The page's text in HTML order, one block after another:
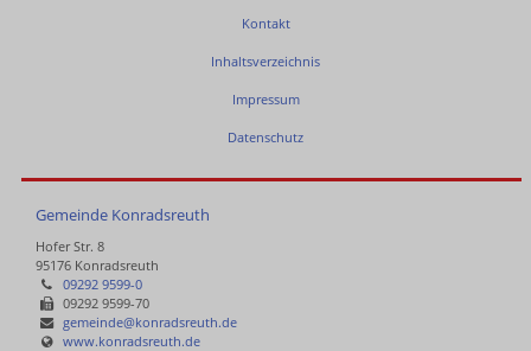
Kontakt
Inhaltsverzeichnis
Impressum
Datenschutz
Gemeinde Konradsreuth
Hofer Str. 8
95176 Konradsreuth
09292 9599-0
09292 9599-70
gemeinde@konradsreuth.de
www.konradsreuth.de